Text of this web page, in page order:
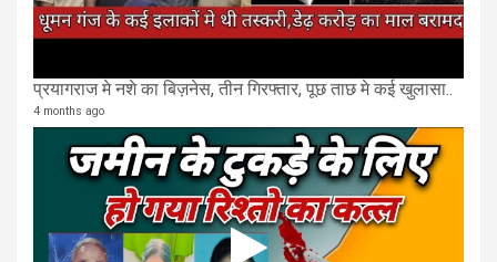
प्रयागराज मे नशे का बिज़नेस, तीन गिरफ्तार, पूछ ताछ मे कई खुलासा..
4 months ago